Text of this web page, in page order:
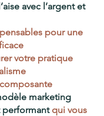
avec l’argent et
pour une
votre pratique
marketing
performantqui vous